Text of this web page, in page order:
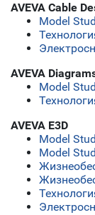
AVEVA Cable
Model
AVEVA
Model
AVEVA E3D
Model
Model